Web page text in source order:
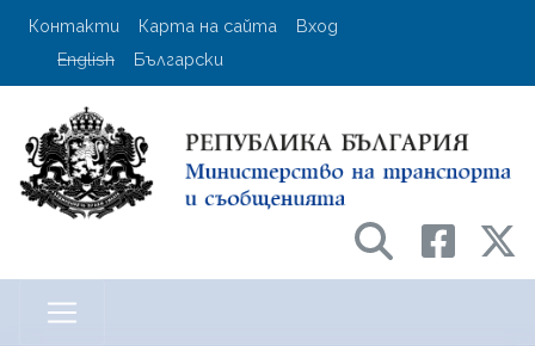
Премини
User account menu
Контакти Карта на сайта
Вход
English
Български